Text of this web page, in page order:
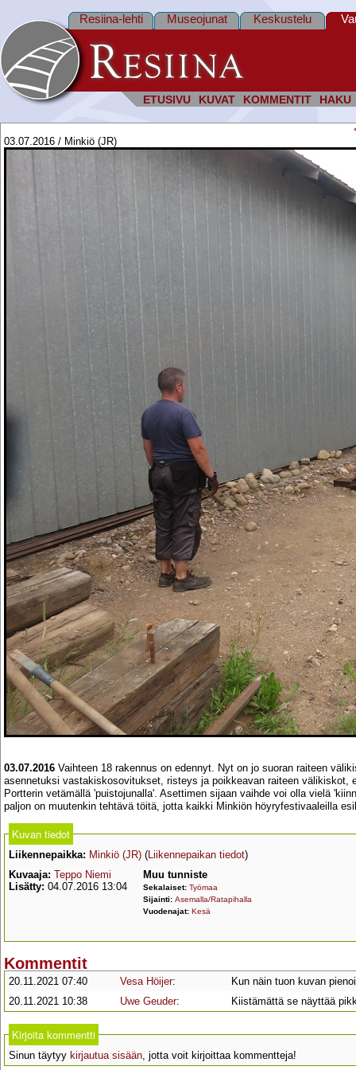
ETUSIVU KUVAT KOMMENTIT HAKU
Resiina-lehti Museojunat Keskustelu
03.07.2016 / Minkiö (JR)
03.07.2016 Vaihteen 18 rakennus on edennyt. Nyt on jo suoran raiteen
asennetuksi vastakiskosovitukset, risteys ja poikkeavan raiteen välikiskot,
Portterin vetämällä 'puistojunalla'. Asettimen sijaan vaihde voi olla vielä
paljon on muutenkin tehtävä töitä, jotta kaikki Minkiön höyryfestivaaleilla
Kuvan tiedot
Liikennepaikka: Minkiö (JR) (Liikennepaikan tiedot)
Kuvaaja: Teppo Niemi
Lisätty: 04.07.2016 13:04
Muu tunniste
Sekalaiset: Työmaa
Sijainti: Asemalla/Ratapihalla
Vuodenajat: Kesä
Kommentit
20.11.2021 07:40 Vesa Höijer:
Kun näin tuon kuvan
20.11.2021 10:38
Uwe Geuder: Kiistämättä se näyttää
Kirjoita kommentti
Sinun täytyy kirjautua sisään, jotta voit kirjoittaa kommentteja!